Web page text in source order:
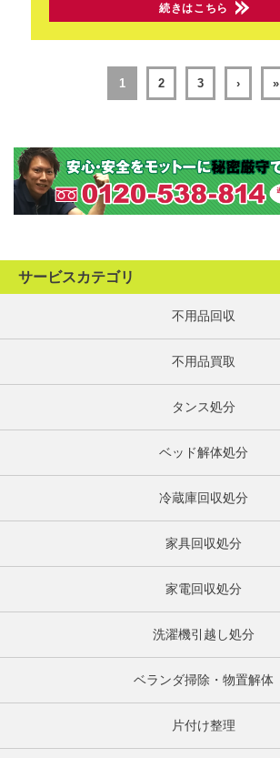
続きはこちら
1 2 3 › »
サービスカテゴリ
不用品回収
不用品買取
タンス処分
ベッド解体処分
冷蔵庫回収処分
家具回収処分
家電回収処分
洗濯機引越し処分
ベランダ掃除・物置解体
片付け整理